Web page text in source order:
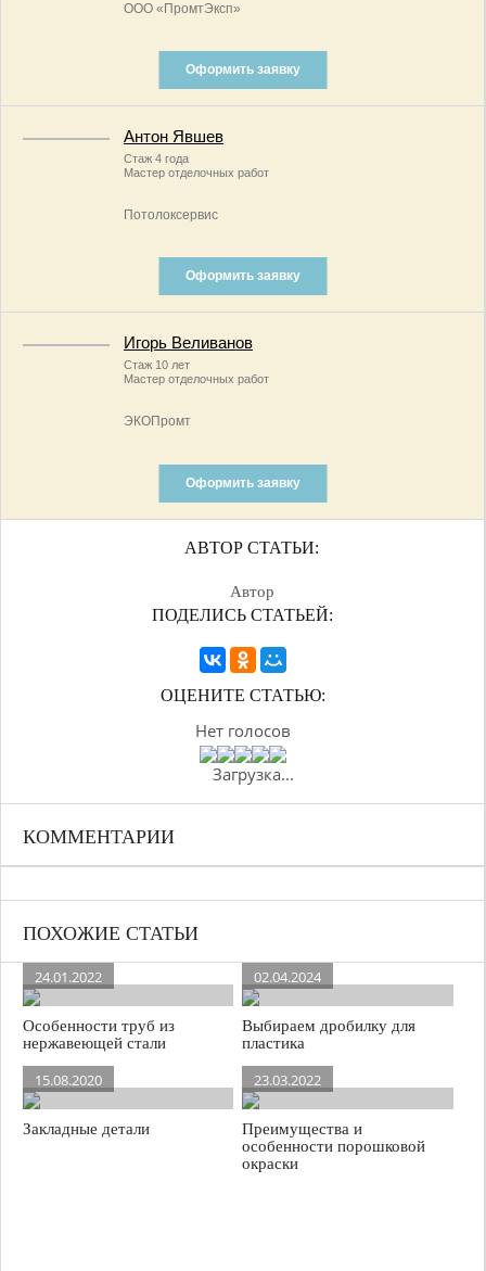
ООО «ПромтЭксп»
Оформить заявку
Антон Явшев
Стаж 4 года
Мастер отделочных работ
Потолоксервис
Оформить заявку
Игорь Веливанов
Стаж 10 лет
Мастер отделочных работ
ЭКОПромт
Оформить заявку
АВТОР СТАТЬИ:
Автор
ПОДЕЛИСЬ СТАТЬЕЙ:
ОЦЕНИТЕ СТАТЬЮ:
Нет голосов
Загрузка...
КОММЕНТАРИИ
ПОХОЖИЕ СТАТЬИ
24.01.2022
Особенности труб из
нержавеющей стали
02.04.2024
Выбираем дробилку для
пластика
15.08.2020
Закладные детали
23.03.2022
Преимущества и
особенности порошковой
окраски